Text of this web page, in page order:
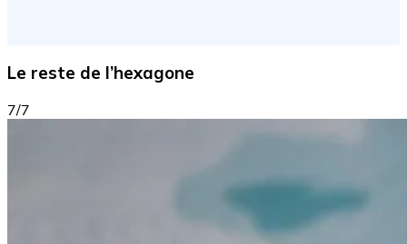
Le reste de l’hexagone
7/7